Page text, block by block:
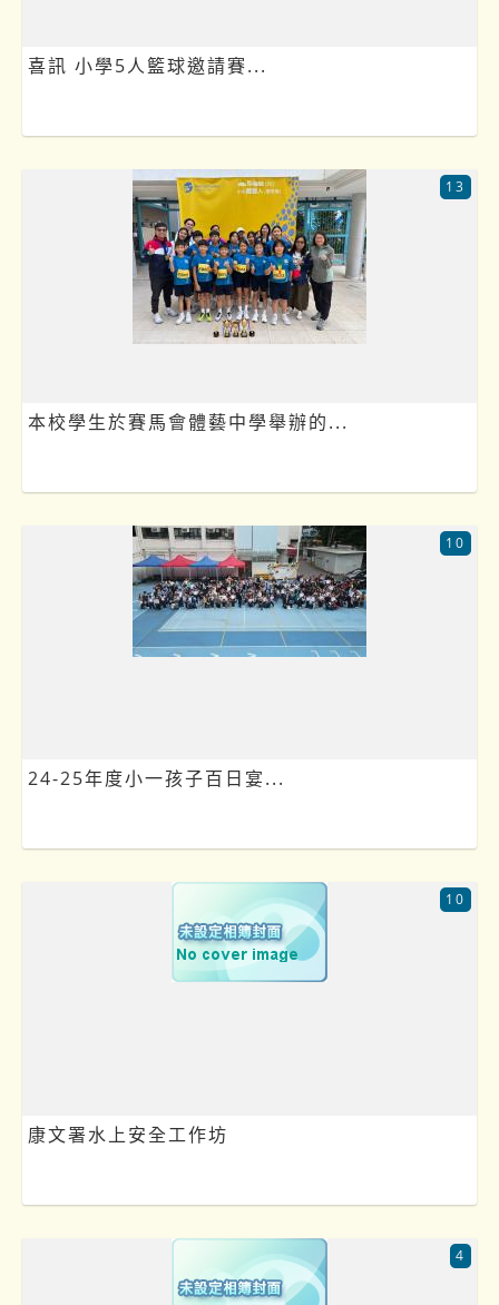
喜訊 小學5人籃球邀請賽...
本校學生於賽馬會體藝中學舉辦的...
13
24-25年度小一孩子百日宴...
10
康文署水上安全工作坊
10
4